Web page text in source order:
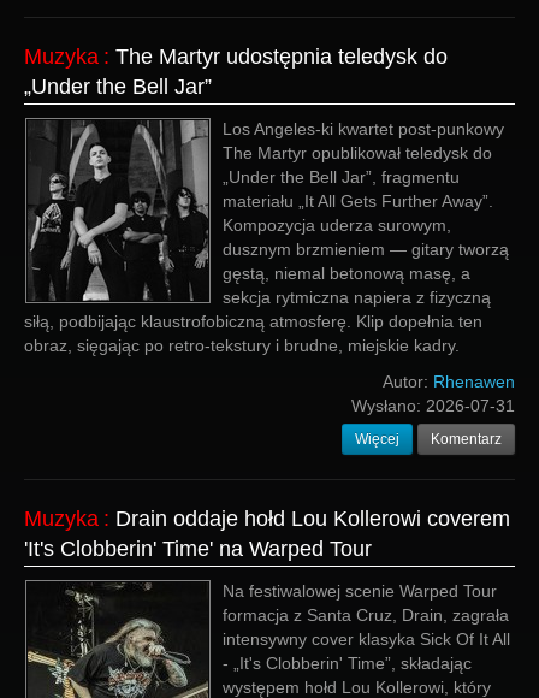
Muzyka : The Martyr udostępnia teledysk do
„Under the Bell Jar”
Los Angeles‑ki kwartet post‑punkowy
The Martyr opublikował teledysk do
„Under the Bell Jar”, fragmentu
materiału „It All Gets Further Away”.
Kompozycja uderza surowym,
dusznym brzmieniem — gitary tworzą
gęstą, niemal betonową masę, a
sekcja rytmiczna napiera z fizyczną
siłą, podbijając klaustrofobiczną atmosferę. Klip dopełnia ten
obraz, sięgając po retro‑tekstury i brudne, miejskie kadry.
Autor: Rhenawen
Wysłano: 2026-07-31
Więcej Komentarz
Muzyka : Drain oddaje hołd Lou Kollerowi coverem
'It's Clobberin' Time' na Warped Tour
Na festiwalowej scenie Warped Tour
formacja z Santa Cruz, Drain, zagrała
intensywny cover klasyka Sick Of It All
- „It's Clobberin' Time”, składając
występem hołd Lou Kollerowi, który